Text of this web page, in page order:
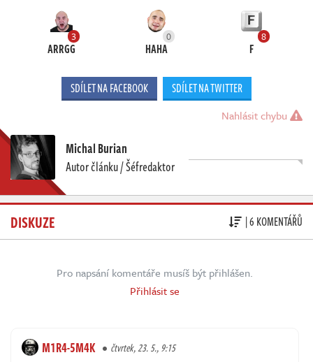
3
ARRGG
0
HAHA
8
F
SDÍLET NA FACEBOOK SDÍLET NA TWITTER
Nahlásit chybu
Michal Burian
Autor článku / Šéfredaktor
DISKUZE | 6 KOMENTÁŘŮ
Pro napsání komentáře musíš být přihlášen.
Přihlásit se
M1R4-5M4K čtvrtek, 23. 5., 9:15